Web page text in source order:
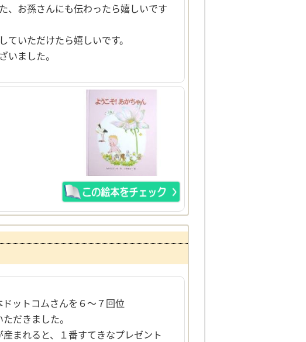
、お孫さんにも伝わったら嬉しいです
いただけたら嬉しいです。
いました。
ットコムさんを６～７回位
だきました。
まれると、１番すてきなプレゼント